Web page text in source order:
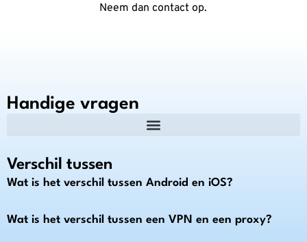
Neem dan contact op.
Handige vragen
Verschil tussen
Wat is het verschil tussen Android en iOS?
Wat is het verschil tussen een VPN en een proxy?